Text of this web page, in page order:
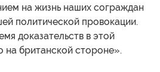
на жизнь наших сограждан
политической провокации.
доказательств в этой
на британской стороне».